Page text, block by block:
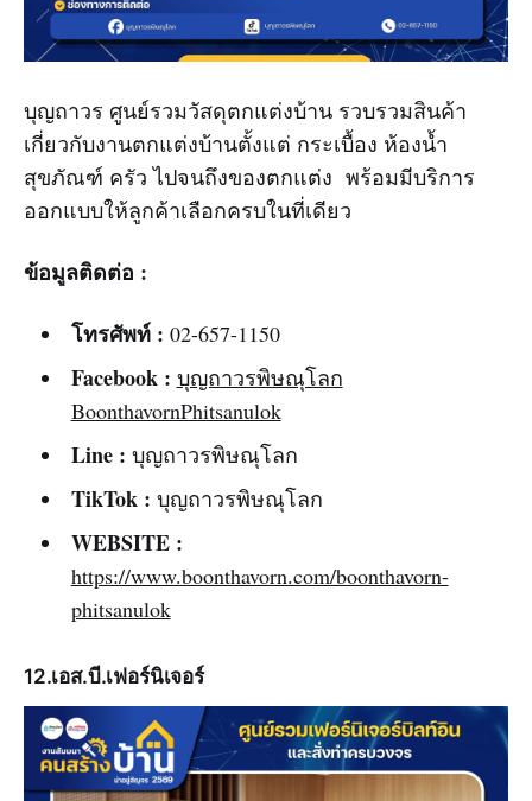
บุญถาวร ศูนย์รวมวัสดุตกแต่งบ้าน รวบรวมสินค้า
เกี่ยวกับงานตกแต่งบ้านตั้งแต่ กระเบื้อง ห้องน้ำ
สุขภัณฑ์ ครัว ไปจนถึงของตกแต่ง พร้อมมีบริการ
ออกแบบให้ลูกค้าเลือกครบในที่เดียว
ข้อมูลติดต่อ :
โทรศัพท์ : 02-657-1150
Facebook : บุญถาวรพิษณุโลก
BoonthavornPhitsanulok
Line : บุญถาวรพิษณุโลก
TikTok : บุญถาวรพิษณุโลก
WEBSITE :
https://www.boonthavorn.com/boonthavorn-
phitsanulok
12.เอส.บี.เฟอร์นิเจอร์